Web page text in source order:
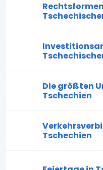
Die größten
Tschechien
Tschechien